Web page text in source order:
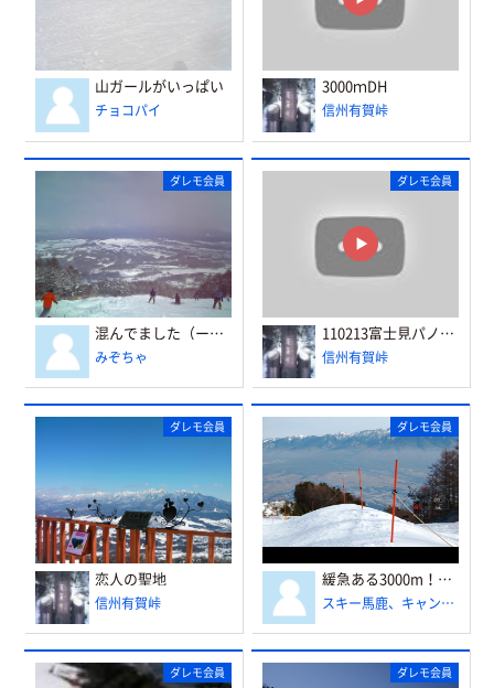
山ガールがいっぱい
チョコパイ
3000ｍDH
信州有賀峠
ダレモ会員
混んでました（ーー；）
みぞちゃ
ダレモ会員
110213富士見パノラマ
信州有賀峠
ダレモ会員
恋人の聖地
信州有賀峠
ダレモ会員
緩急ある3000m！眺望よし！この高度感がたまらない
スキー馬鹿、キャンプ馬鹿
ダレモ会員 ダレモ会員